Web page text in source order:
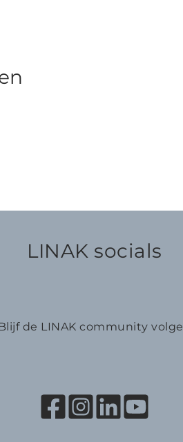
LINAK socials
de LINAK community